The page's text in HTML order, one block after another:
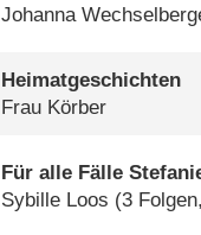
Johanna
Heimatgeschichten
Frau Körber
Für alle Fälle
Sybille Loos (3